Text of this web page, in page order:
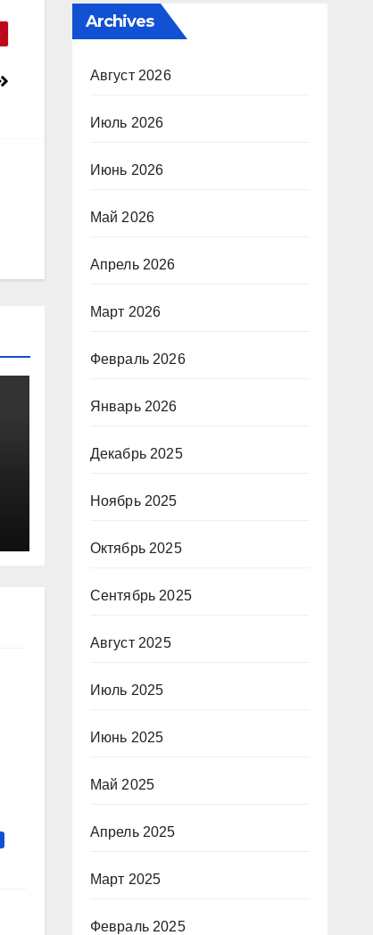
Archives
Август 2026
Июль 2026
Июнь 2026
Май 2026
Апрель 2026
Март 2026
Февраль 2026
Январь 2026
Декабрь 2025
Ноябрь 2025
Октябрь 2025
Сентябрь 2025
Август 2025
Июль 2025
Июнь 2025
Май 2025
Апрель 2025
Март 2025
Февраль 2025